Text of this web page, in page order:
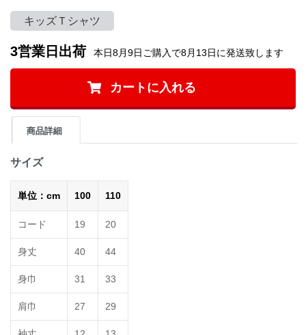
キッズＴシャツ
3営業日出荷 本日8月9日ご購入で8月13日に発送致します
カートに入れる
商品詳細
サイズ
単位：cm 100 110
コード 19 20
身丈 40 44
身巾 31 33
肩巾 27 29